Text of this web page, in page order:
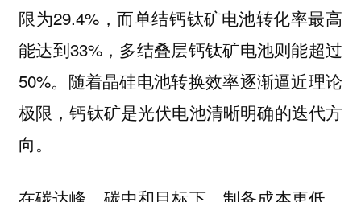
限为29.4%，而单结钙钛矿电池转化率最高
能达到33%，多结叠层钙钛矿电池则能超过
50%。随着晶硅电池转换效率逐渐逼近理论
极限，钙钛矿是光伏电池清晰明确的迭代方
向。
在碳达峰、碳中和目标下，制备成本更低、